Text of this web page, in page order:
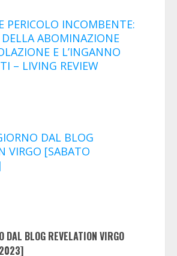
PERICOLO INCOMBENTE:
DELLA ABOMINAZIONE
E L’INGANNO
– LIVING REVIEW
DAL BLOG
VIRGO [SABATO
DAL BLOG REVELATION VIRGO